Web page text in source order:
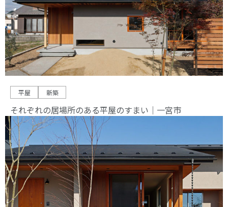
平屋 新築
それぞれの居場所のある平屋のすまい｜一宮市